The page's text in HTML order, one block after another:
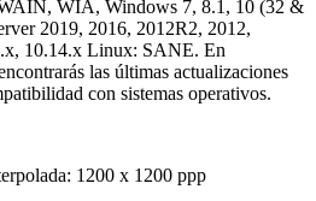
WIA, Windows 7, 8.1, 10 (32 &
2019, 2016, 2012R2, 2012,
10.14.x Linux: SANE. En
las últimas actualizaciones
con sistemas operativos.
1200 x 1200 ppp